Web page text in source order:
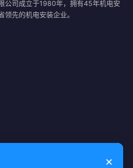
公司成立于1980年，拥有45年机电安
先的机电安装企业。
✕